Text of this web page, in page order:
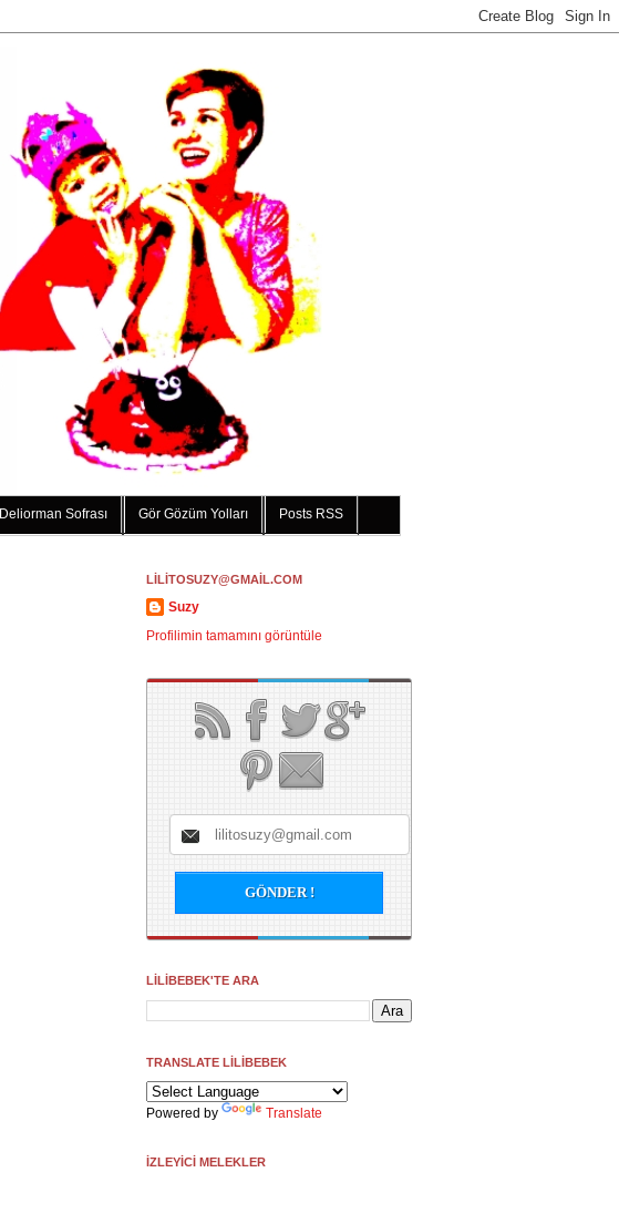
Deliorman Sofrası Gör Gözüm Yolları Posts RSS
LİLİTOSUZY@GMAİL.COM
Suzy
Profilimin tamamını görüntüle
LİLİBEBEK'TE ARA
TRANSLATE LİLİBEBEK
Powered by Translate
İZLEYİCİ MELEKLER